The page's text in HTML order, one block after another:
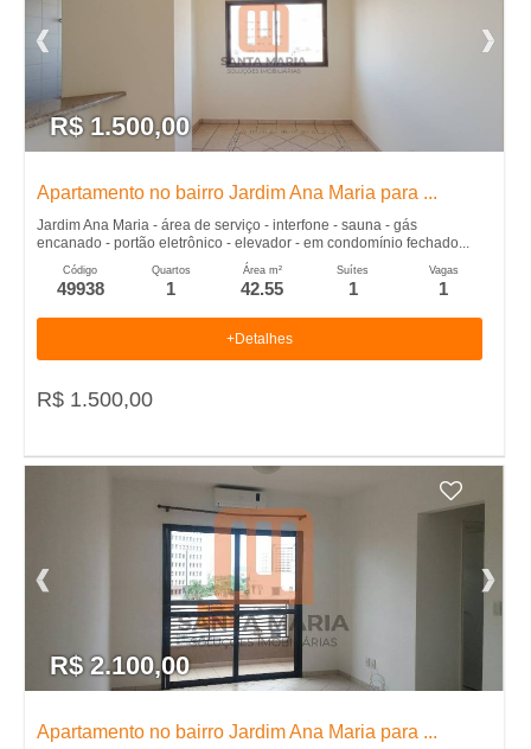
R$ 1.500,00
Apartamento no bairro Jardim Ana Maria para ...
Jardim Ana Maria - área de serviço - interfone - sauna - gás
encanado - portão eletrônico - elevador - em condomínio fechado...
Código
49938
Quartos
1
Área m²
42.55
Suítes
1
Vagas
1
+Detalhes
R$ 1.500,00
R$ 2.100,00
Apartamento no bairro Jardim Ana Maria para ...